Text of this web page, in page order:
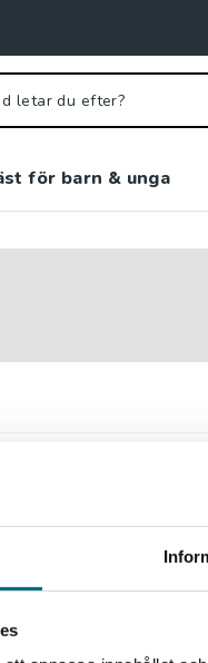
för barn & unga
de röker och dricker.